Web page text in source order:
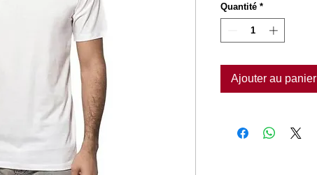
Quantité *
Ajouter au panier